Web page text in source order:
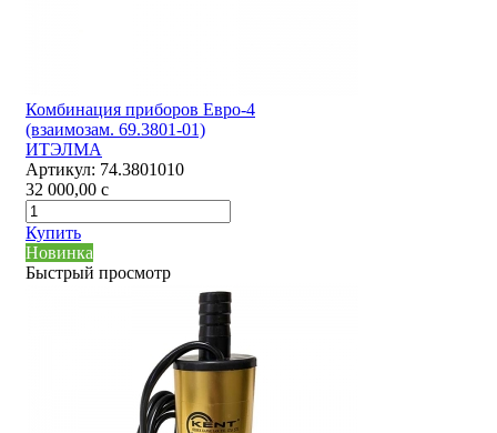
Комбинация приборов Евро-4
(взаимозам. 69.3801-01)
ИТЭЛМА
Артикул: 74.3801010
32 000,00 c
Купить
Новинка
Быстрый просмотр